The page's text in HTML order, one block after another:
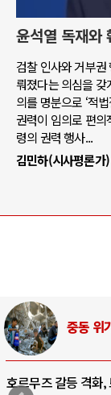
윤석열 독재와
검찰 인사와 거부권
뤄졌다는 의심을 갖
의를 명분으로 ‘적
권력이 임의로 편의
령의 권력 행사...
김민하(시사평론가)
중동 위
호르무즈 갈등 격화,